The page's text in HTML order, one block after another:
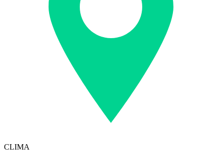
CLIMA